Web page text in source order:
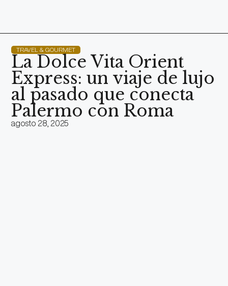
TRAVEL & GOURMET
La Dolce Vita Orient
Express: un viaje de lujo
al pasado que conecta
Palermo con Roma
agosto 28, 2025